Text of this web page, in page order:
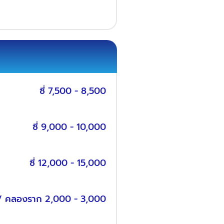
ซี่ 7,500 - 8,500
ซี่ 9,000 - 10,000
ซี่ 12,000 - 15,000
คลองราก 2,000 - 3,000